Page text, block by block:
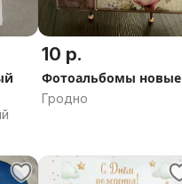
10 р.
Фотоальбомы новые
Гродно